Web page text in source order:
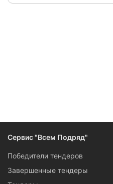
Сервис "Всем Подряд"
Победители тендеров
Завершенные тендеры